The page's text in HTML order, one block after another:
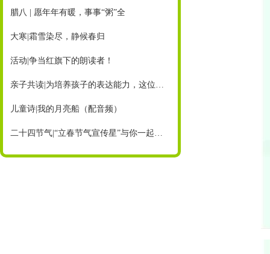
腊八 | 愿年年有暖，事事“粥”全
大寒|霜雪染尽，静候春归
活动|争当红旗下的朗读者！
亲子共读|为培养孩子的表达能力，这位妈妈这样做……（内附征稿）
儿童诗|我的月亮船（配音频）
二十四节气|“立春节气宣传星”与你一起迎接美好春天！